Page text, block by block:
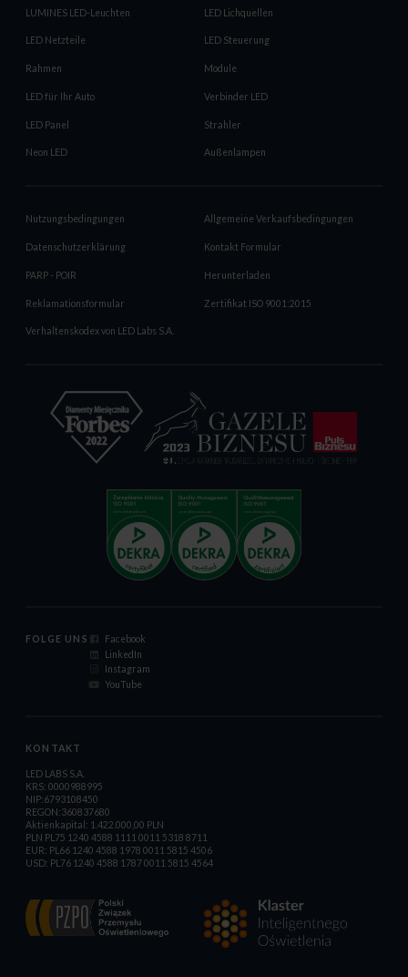
LUMINES LED-Leuchten LED Lichquellen
LED Netzteile LED Steuerung
Rahmen Module
LED für Ihr Auto Verbinder LED
LED Panel Strahler
Neon LED Außenlampen
Nutzungsbedingungen Allgemeine Verkaufsbedingungen
Datenschutzerklärung Kontakt Formular
PARP - POIR Herunterladen
Reklamationsformular Zertifikat ISO 9001:2015
Verhaltenskodex von LED Labs S.A.
FOLGE UNS
Facebook
LinkedIn
Instagram
YouTube
KONTAKT
LED LABS S.A.
KRS: 0000988995
NIP:6793108450
REGON:360837680
Aktienkapital: 1.422.000,00 PLN
PLN PL75 1240 4588 1111 0011 5318 8711
EUR: PL66 1240 4588 1978 0011 5815 4506
USD: PL76 1240 4588 1787 0011 5815 4564